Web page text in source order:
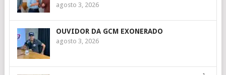
agosto 3, 2026
OUVIDOR DA GCM EXONERADO
agosto 3, 2026